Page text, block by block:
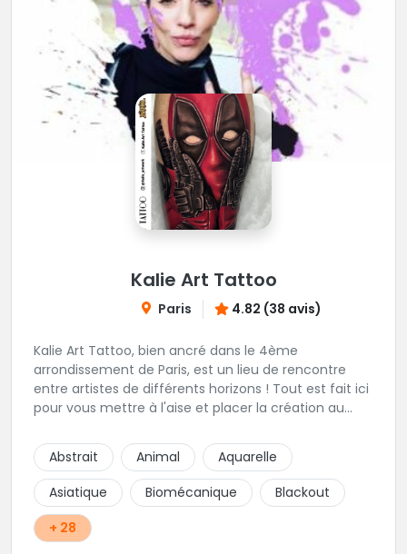
Kalie Art Tattoo
Paris 4.82 (38 avis)
Kalie Art Tattoo, bien ancré dans le 4ème
arrondissement de Paris, est un lieu de rencontre
entre artistes de différents horizons ! Tout est fait ici
pour vous mettre à l'aise et placer la création au
Abstrait
Animal
Aquarelle
Asiatique
Biomécanique
Blackout
+ 28